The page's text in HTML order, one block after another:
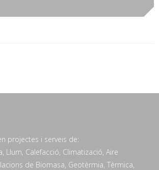
projectes i serveis de:
Llum, Calefacció, Climatizació, Aire
de Biomasa, Geotèrmia, Tèrmica,